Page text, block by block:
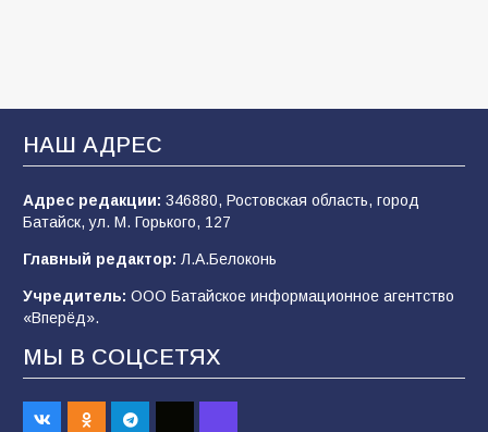
Батайским спортсменам вручили награды
«Слухи — не указ»: почему разговоры о
07.08.2026
НАШ АДРЕС
Адрес редакции: 346880, Ростовская область, город
Батайск, ул. М. Горького, 127
Главный редактор: Л.А.Белоконь
Учредитель: ООО Батайское информационное агентство
«Вперёд».
МЫ В СОЦСЕТЯХ